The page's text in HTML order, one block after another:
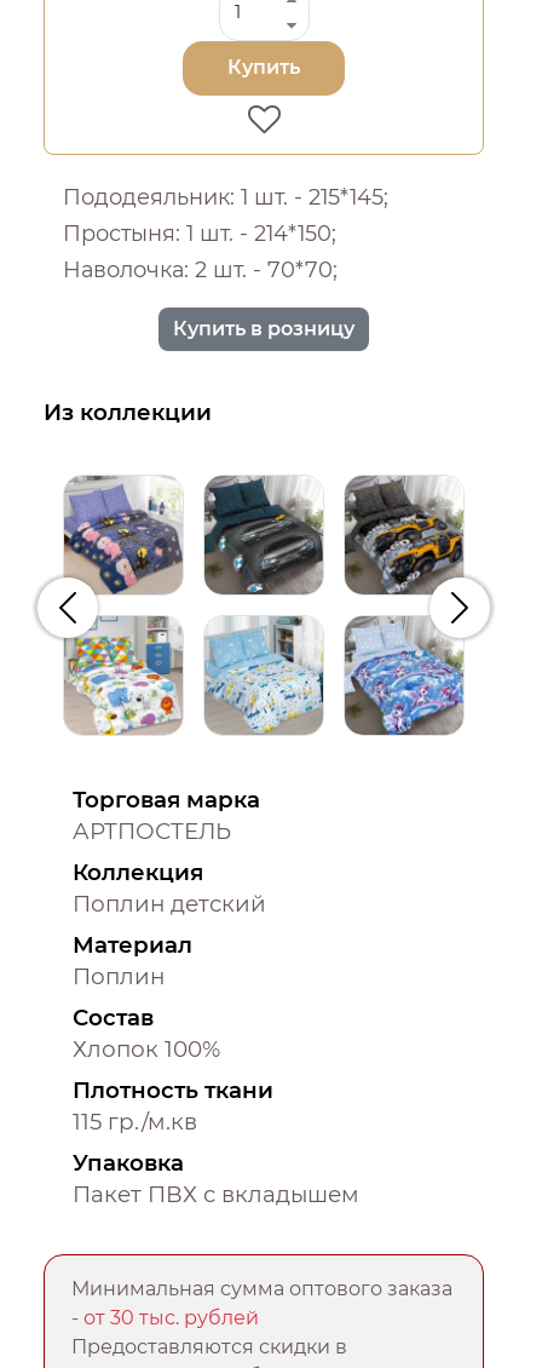
Купить
Пододеяльник: 1 шт. - 215*145;
Простыня: 1 шт. - 214*150;
Наволочка: 2 шт. - 70*70;
Купить в розницу
Из коллекции
Предыдущий
Торговая марка
АРТПОСТЕЛЬ
Коллекция
Поплин детский
Материал
Поплин
Состав
Хлопок 100%
Плотность ткани
115 гр./м.кв
Упаковка
Пакет ПВХ с вкладышем
Минимальная сумма оптового заказа
-от 30 тыс. рублей
Предоставляются скидки в